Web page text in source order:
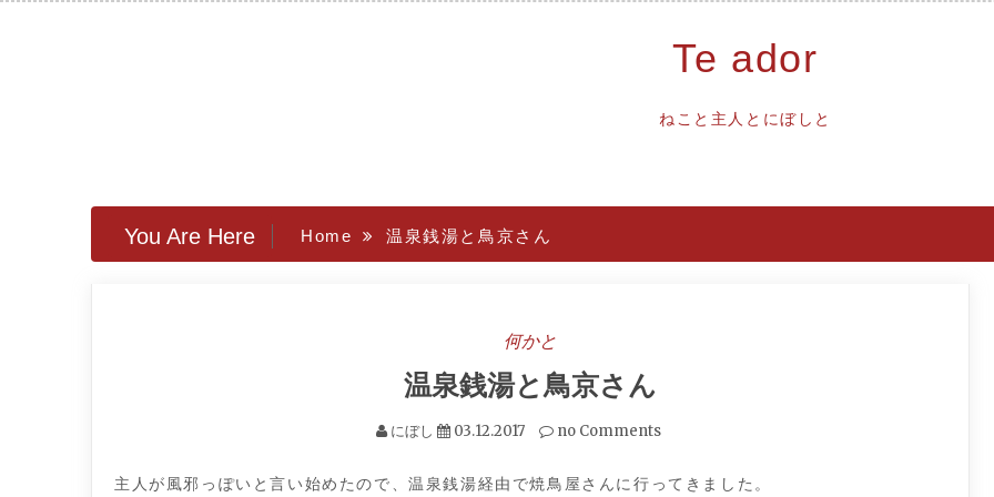
Te ador
ねこと主人とにぼしと
You Are Here Home 温泉銭湯と鳥京さん
何かと
温泉銭湯と鳥京さん
にぼし 03.12.2017 no Comments
主人が風邪っぽいと言い始めたので、温泉銭湯経由で焼鳥屋さんに行ってきました。